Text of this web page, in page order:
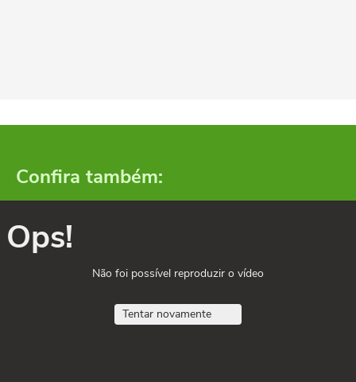
Confira também:
Ops!
Não foi possível reproduzir o vídeo
Tentar novamente